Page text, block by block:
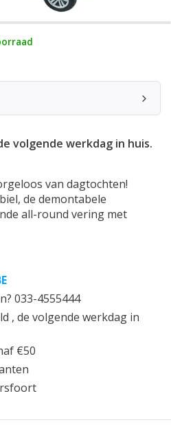
volgende werkdag in huis.
van dagtochten!
de demontabele
all-round vering met
033-4555444
, de volgende werkdag in
€50